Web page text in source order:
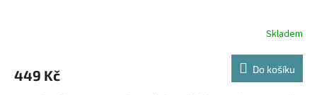
Skladem
449 Kč Do košíku